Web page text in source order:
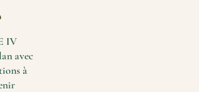
IV
avec
à